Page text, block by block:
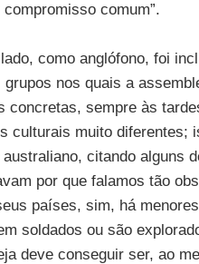
comum”.
como anglófono, foi
nos quais a
concretas, sempre às
culturais muito diferentes;
citando alguns
por que falamos tão
países, sim, há
soldados ou são
deve conseguir ser, ao